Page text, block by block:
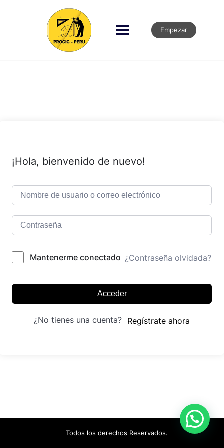
Empezar
¡Hola, bienvenido de nuevo!
Mantenerme conectado ¿Contraseña olvidada?
Acceder
¿No tienes una cuenta? Regístrate ahora
Todos los derechos Reservados.